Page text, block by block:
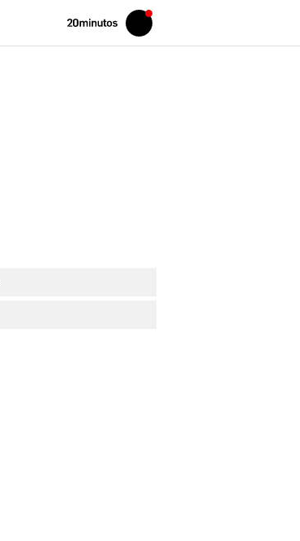
Volver
Iniciar
sesión